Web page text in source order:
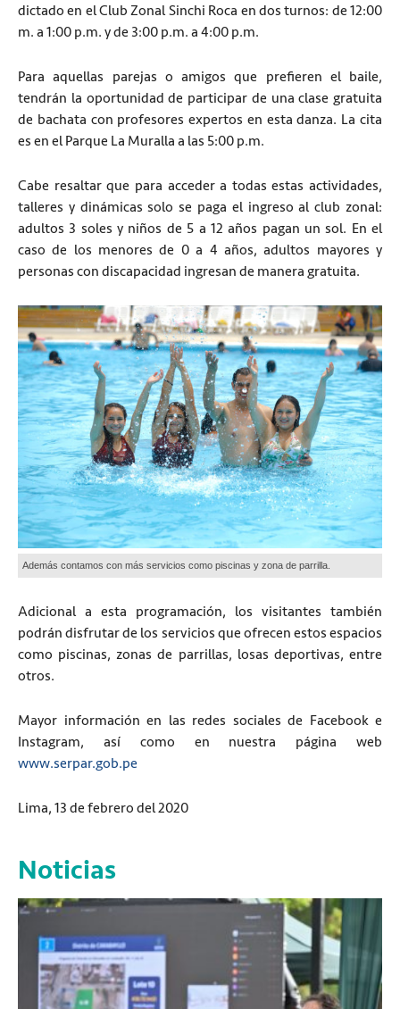
dictado en el Club Zonal Sinchi Roca en dos turnos: de 12:00
m. a 1:00 p.m. y de 3:00 p.m. a 4:00 p.m.
Para aquellas parejas o amigos que prefieren el baile,
tendrán la oportunidad de participar de una clase gratuita
de bachata con profesores expertos en esta danza. La cita
es en el Parque La Muralla a las 5:00 p.m.
Cabe resaltar que para acceder a todas estas actividades,
talleres y dinámicas solo se paga el ingreso al club zonal:
adultos 3 soles y niños de 5 a 12 años pagan un sol. En el
caso de los menores de 0 a 4 años, adultos mayores y
personas con discapacidad ingresan de manera gratuita.
Además contamos con más servicios como piscinas y zona de parrilla.
Adicional a esta programación, los visitantes también
podrán disfrutar de los servicios que ofrecen estos espacios
como piscinas, zonas de parrillas, losas deportivas, entre
otros.
Mayor información en las redes sociales de Facebook e
Instagram, así como en nuestra página web
www.serpar.gob.pe
Lima, 13 de febrero del 2020
Noticias